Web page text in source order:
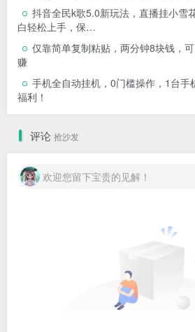
抖音全民k歌5.0新玩法，直播挂小雪
白轻松上手，保…
仅靠简单复制粘贴，两分钟8块钱，
赚
手机全自动挂机，0门槛操作，1台手
福利！
评论 抢沙发
欢迎您留下宝贵的见解！